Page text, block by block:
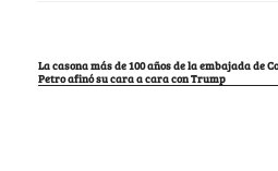
La casona más de 100 años de la embajada de
Petro afinó su cara a cara con Trump